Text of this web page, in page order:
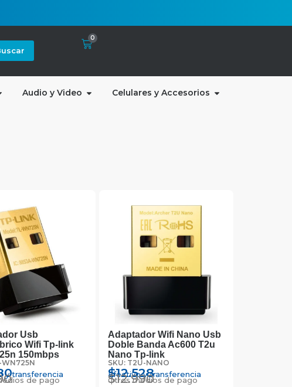
0
Audio y Video Celulares y Accesorios
Usb
Wifi Tp-link
150mbps
WN725N
y transferencia
de pago
Adaptador Wifi Nano Usb
Doble Banda Ac600 T2u
Nano Tp-link
SKU: T2U-NANO
$12.528
Efectivo y transferencia
$12.990
Otros medios de pago